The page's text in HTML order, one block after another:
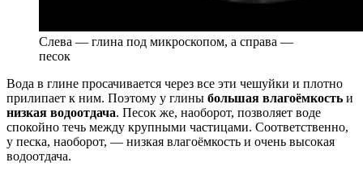
Слева — глина под микроскопом, а справа —
песок
Вода в глине просачивается через все эти чешуйки и плотно
прилипает к ним. Поэтому у глины большая влагоёмкость и
низкая водоотдача. Песок же, наоборот, позволяет воде
спокойно течь между крупными частицами. Соответственно,
у песка, наоборот, — низкая влагоёмкость и очень высокая
водоотдача.